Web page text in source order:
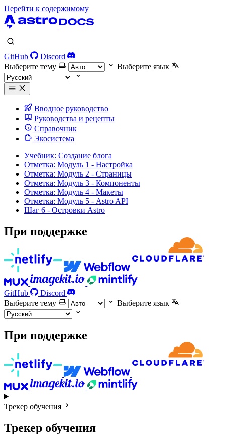
Перейти к содержимому
GitHub
Discord
Выберите тему
Выберите язык
Вводное руководство
Руководства и рецепты
Справочник
Экосистема
Учебник: Создание блога
Отметка: Модуль 1 - Настройка
Отметка: Модуль 2 - Страницы
Отметка: Модуль 3 - Компоненты
Отметка: Модуль 4 - Макеты
Отметка: Модуль 5 - Astro API
Шаг 6 - Островки Astro
При поддержке
GitHub
Discord
Выберите тему
Выберите язык
При поддержке
Трекер обучения
Трекер обучения